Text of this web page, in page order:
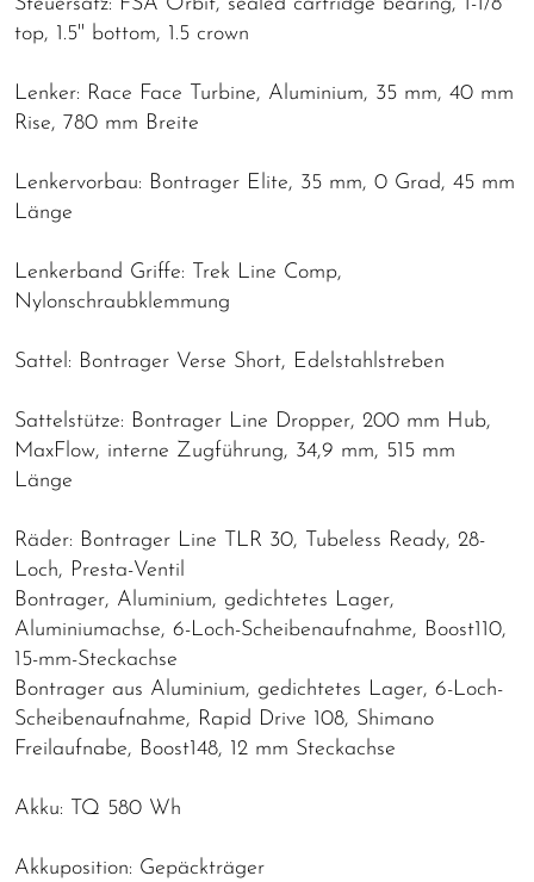
top, 1.5'' bottom, 1.5 crown
Lenker: Race Face Turbine, Aluminium, 35 mm, 40 mm
Rise, 780 mm Breite
Lenkervorbau: Bontrager Elite, 35 mm, 0 Grad, 45 mm
Länge
Lenkerband Griffe: Trek Line Comp,
Nylonschraubklemmung
Sattel: Bontrager Verse Short, Edelstahlstreben
Sattelstütze: Bontrager Line Dropper, 200 mm Hub,
MaxFlow, interne Zugführung, 34,9 mm, 515 mm
Länge
Räder: Bontrager Line TLR 30, Tubeless Ready, 28-
Loch, Presta-Ventil
Bontrager, Aluminium, gedichtetes Lager,
Aluminiumachse, 6-Loch-Scheibenaufnahme, Boost110,
15-mm-Steckachse
Bontrager aus Aluminium, gedichtetes Lager, 6-Loch-
Scheibenaufnahme, Rapid Drive 108, Shimano
Freilaufnabe, Boost148, 12 mm Steckachse
Akku: TQ 580 Wh
Akkuposition: Gepäckträger